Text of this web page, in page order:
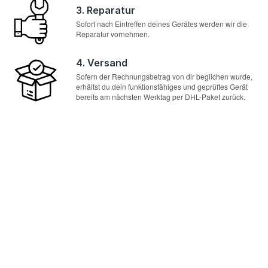
3. Reparatur
Sofort nach Eintreffen deines Gerätes werden wir die
Reparatur vornehmen.
4. Versand
Sofern der Rechnungsbetrag von dir beglichen wurde,
erhältst du dein funktionsfähiges und geprüftes Gerät
bereits am nächsten Werktag per DHL-Paket zurück.